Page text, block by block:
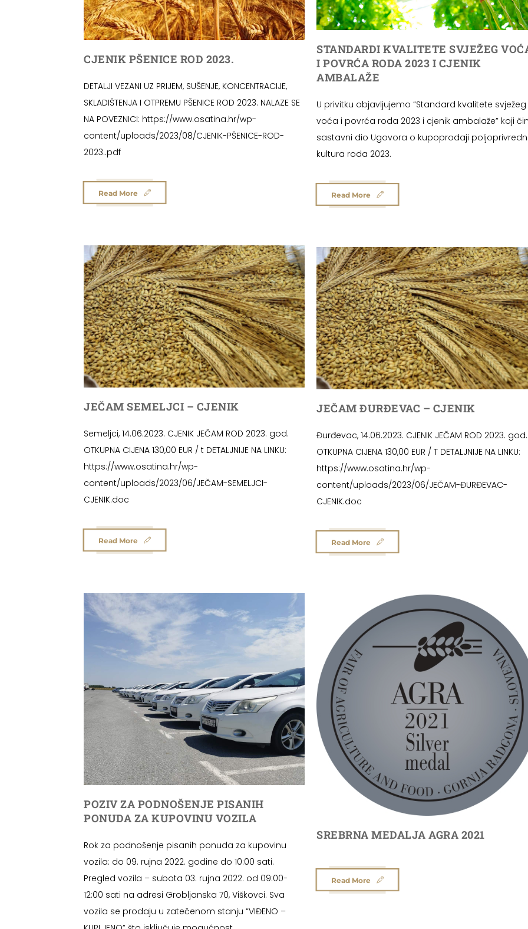
CJENIK PŠENICE ROD 2023.
DETALJI VEZANI UZ PRIJEM, SUŠENJE, KONCENTRACIJE,
SKLADIŠTENJA I OTPREMU PŠENICE ROD 2023. NALAZE SE
NA POVEZNICI: https://www.osatina.hr/wp-
content/uploads/2023/08/CJENIK-PŠENICE-ROD-
2023..pdf
Read More
STANDARDI KVALITETE SVJEŽEG
I POVRĆA RODA 2023 I CJENIK
AMBALAŽE
U privitku objavljujemo “Standard kvalitete svježeg
voća i povrća roda 2023 i cjenik ambalaže” koji
sastavni dio Ugovora o kupoprodaji
kultura roda 2023.
Read More
JEČAM SEMELJCI – CJENIK
Semeljci, 14.06.2023. CJENIK JEČAM ROD 2023. god.
OTKUPNA CIJENA 130,00 EUR / t DETALJNIJE NA LINKU:
https://www.osatina.hr/wp-
content/uploads/2023/06/JEČAM-SEMELJCI-
CJENIK.doc
Read More
JEČAM ĐURĐEVAC – CJENIK
Đurđevac, 14.06.2023. CJENIK JEČAM ROD 2023. god.
OTKUPNA CIJENA 130,00 EUR / T DETALJNIJE NA LINKU:
https://www.osatina.hr/wp-
content/uploads/2023/06/JEČAM-ĐURĐEVAC-
CJENIK.doc
Read More
POZIV ZA PODNOŠENJE PISANIH
PONUDA ZA KUPOVINU VOZILA
Rok za podnošenje pisanih ponuda za kupovinu
vozila: do 09. rujna 2022. godine do 10:00 sati.
Pregled vozila – subota 03. rujna 2022. od 09:00-
12:00 sati na adresi Grobljanska 70, Viškovci. Sva
vozila se prodaju u zatečenom stanju “VIĐENO –
SREBRNA MEDALJA AGRA 2021
Read More